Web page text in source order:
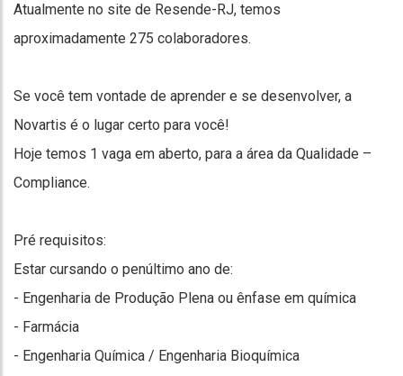
Atualmente no site de Resende-RJ, temos
aproximadamente 275 colaboradores.
Se você tem vontade de aprender e se desenvolver, a
Novartis é o lugar certo para você!
Hoje temos 1 vaga em aberto, para a área da Qualidade –
Compliance.
Pré requisitos:
Estar cursando o penúltimo ano de:
- Engenharia de Produção Plena ou ênfase em química
- Farmácia
- Engenharia Química / Engenharia Bioquímica